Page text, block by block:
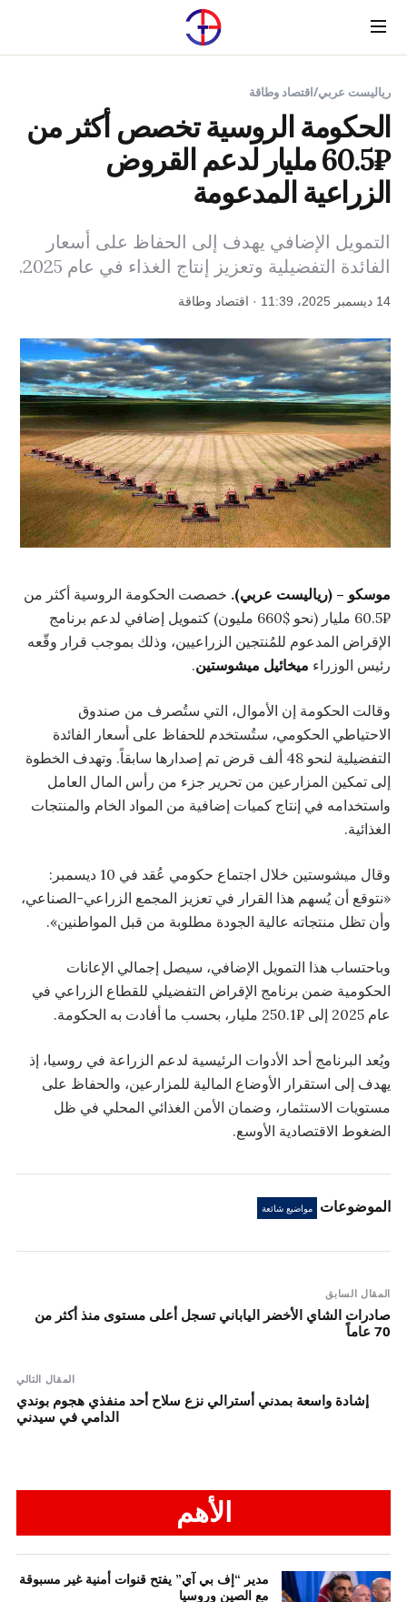
Menu
رياليست عربي/اقتصاد وطاقة
الحكومة الروسية تخصص أكثر من
₽60.5 مليار لدعم القروض
الزراعية المدعومة
التمويل الإضافي يهدف إلى الحفاظ على أسعار
الفائدة التفضيلية وتعزيز إنتاج الغذاء في عام 2025.
14 ديسمبر 2025، 11:39 · اقتصاد وطاقة
موسكو – (رياليست عربي). خصصت الحكومة الروسية أكثر من
₽60.5 مليار (نحو $660 مليون) كتمويل إضافي لدعم برنامج
الإقراض المدعوم للمُنتجين الزراعيين، وذلك بموجب قرار وقّعه
رئيس الوزراء ميخائيل ميشوستين.
وقالت الحكومة إن الأموال، التي ستُصرف من صندوق
الاحتياطي الحكومي، ستُستخدم للحفاظ على أسعار الفائدة
التفضيلية لنحو 48 ألف قرض تم إصدارها سابقاً. وتهدف الخطوة
إلى تمكين المزارعين من تحرير جزء من رأس المال العامل
واستخدامه في إنتاج كميات إضافية من المواد الخام والمنتجات
الغذائية.
وقال ميشوستين خلال اجتماع حكومي عُقد في 10 ديسمبر:
«نتوقع أن يُسهم هذا القرار في تعزيز المجمع الزراعي-الصناعي،
وأن تظل منتجاته عالية الجودة مطلوبة من قبل المواطنين».
وباحتساب هذا التمويل الإضافي، سيصل إجمالي الإعانات
الحكومية ضمن برنامج الإقراض التفضيلي للقطاع الزراعي في
عام 2025 إلى ₽250.1 مليار، بحسب ما أفادت به الحكومة.
ويُعد البرنامج أحد الأدوات الرئيسية لدعم الزراعة في روسيا، إذ
يهدف إلى استقرار الأوضاع المالية للمزارعين، والحفاظ على
مستويات الاستثمار، وضمان الأمن الغذائي المحلي في ظل
الضغوط الاقتصادية الأوسع.
الموضوعات مواضيع شائعة
المقال السابق
صادرات الشاي الأخضر الياباني تسجل أعلى مستوى منذ أكثر من
70 عاماً
المقال التالي
إشادة واسعة بمدني أسترالي نزع سلاح أحد منفذي هجوم بوندي
الدامي في سيدني
الأهم
مدير “إف بي آي” يفتح قنوات أمنية غير مسبوقة
مع الصين وروسيا